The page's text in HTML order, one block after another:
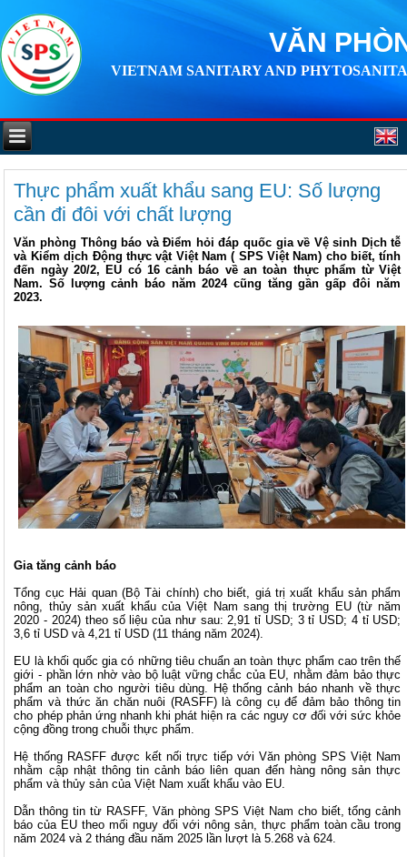
VĂN
VIETNAM SANITARY AND
Thực phẩm xuất khẩu sang EU: Số lượng
cần đi đôi với chất lượng
Văn phòng Thông báo và Điểm hỏi đáp quốc gia về Vệ sinh Dịch tễ
và Kiểm dịch Động thực vật Việt Nam ( SPS Việt Nam) cho biết, tính
đến ngày 20/2, EU có 16 cảnh báo về an toàn thực phẩm từ Việt
Nam. Số lượng cảnh báo năm 2024 cũng tăng gần gấp đôi năm
2023.
Gia tăng cảnh báo
Tổng cục Hải quan (Bộ Tài chính) cho biết, giá trị xuất khẩu sản phẩm
nông, thủy sản xuất khẩu của Việt Nam sang thị trường EU (từ năm
2020 - 2024) theo số liệu của như sau: 2,91 tỉ USD; 3 tỉ USD; 4 tỉ USD;
3,6 tỉ USD và 4,21 tỉ USD (11 tháng năm 2024).
EU là khối quốc gia có những tiêu chuẩn an toàn thực phẩm cao trên thế
giới - phần lớn nhờ vào bộ luật vững chắc của EU, nhằm đảm bảo thực
phẩm an toàn cho người tiêu dùng. Hệ thống cảnh báo nhanh về thực
phẩm và thức ăn chăn nuôi (RASFF) là công cụ để đảm bảo thông tin
cho phép phản ứng nhanh khi phát hiện ra các nguy cơ đối với sức khỏe
cộng đồng trong chuỗi thực phẩm.
Hệ thống RASFF được kết nối trực tiếp với Văn phòng SPS Việt Nam
nhằm cập nhật thông tin cảnh báo liên quan đến hàng nông sản thực
phẩm và thủy sản của Việt Nam xuất khẩu vào EU.
Dẫn thông tin từ RASFF, Văn phòng SPS Việt Nam cho biết, tổng cảnh
báo của EU theo mối nguy đối với nông sản, thực phẩm toàn cầu trong
năm 2024 và 2 tháng đầu năm 2025 lần lượt là 5.268 và 624.